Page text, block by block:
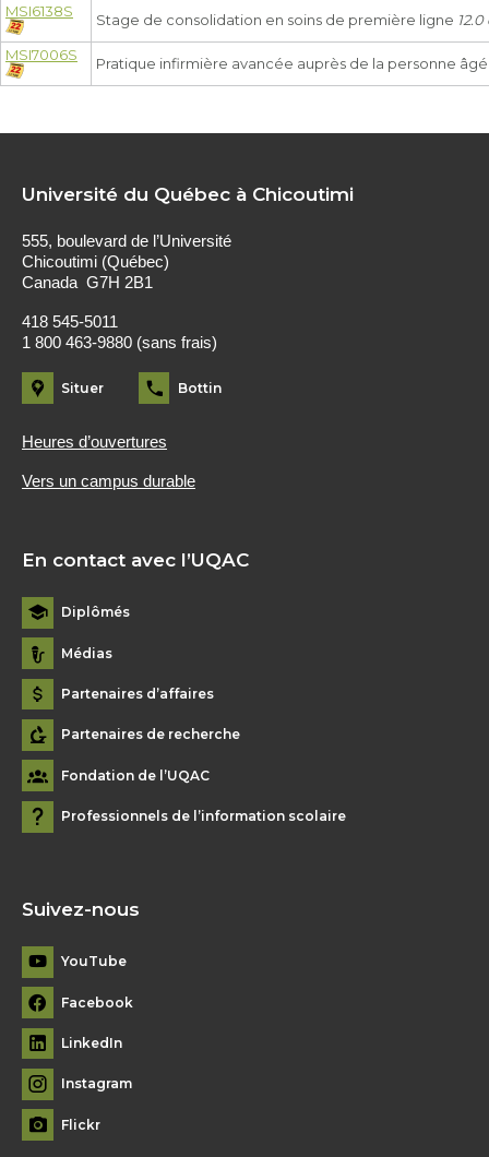
MSI6138S
Stage de consolidation en soins de première ligne 12.0
MSI7006S
Pratique infirmière avancée auprès de la personne
Université du Québec à Chicoutimi
555, boulevard de l’Université
Chicoutimi (Québec)
Canada G7H 2B1
418 545-5011
1 800 463-9880 (sans frais)
Situer Bottin
Heures d’ouvertures
Vers un campus durable
En contact avec l’UQAC
Diplômés
Médias
Partenaires d’affaires
Partenaires de recherche
Fondation de l’UQAC
Professionnels de l’information scolaire
Suivez-nous
YouTube
Facebook
LinkedIn
Instagram
Flickr